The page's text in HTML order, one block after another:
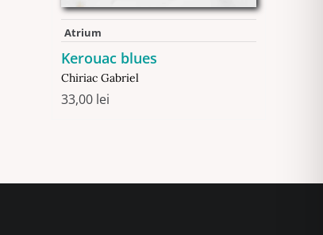
Atrium
Kerouac blues
Chiriac Gabriel
33,00 lei